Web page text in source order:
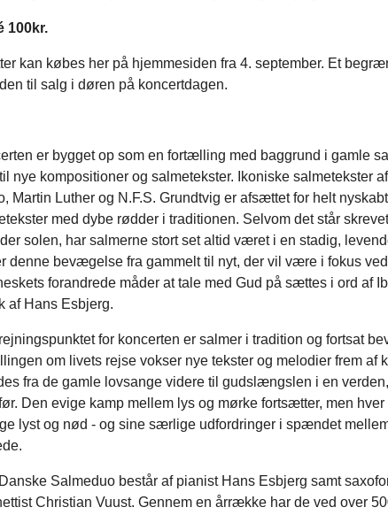
100kr.
kan købes her på hjemmesiden fra 4. september. Et
til salg i døren på koncertdagen.
er bygget op som en fortælling med baggrund i gamle
nye kompositioner og salmetekster. Ikoniske salmetekster
Martin Luther og N.F.S. Grundtvig er afsættet for helt
med dybe rødder i traditionen. Selvom det står
solen, har salmerne stort set altid været i en stadig,
denne bevægelse fra gammelt til nyt, der vil være i fokus
forandrede måder at tale med Gud på sættes i ord af
af Hans Esbjerg.
for koncerten er salmer i tradition og fortsat
om livets rejse vokser nye tekster og melodier frem af
fra de gamle lovsange videre til gudslængslen i en
Den evige kamp mellem lys og mørke fortsætter, men hver
lyst og nød - og sine særlige udfordringer i spændet
Salmeduo består af pianist Hans Esbjerg samt
Christian Vuust. Gennem en årrække har de ved over